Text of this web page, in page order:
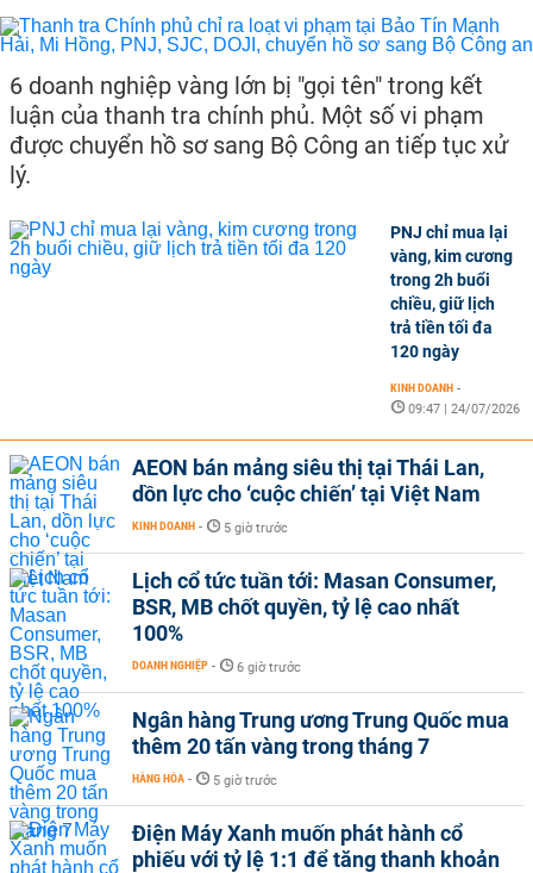
6 doanh nghiệp vàng lớn bị "gọi tên" trong kết
luận của thanh tra chính phủ. Một số vi phạm
được chuyển hồ sơ sang Bộ Công an tiếp tục xử
lý.
PNJ chỉ mua lại
vàng, kim cương
trong 2h buổi
chiều, giữ lịch
trả tiền tối đa
120 ngày
KINH DOANH -
09:47 | 24/07/2026
AEON bán mảng siêu thị tại Thái Lan,
dồn lực cho ‘cuộc chiến’ tại Việt Nam
KINH DOANH - 5 giờ trước
Lịch cổ tức tuần tới: Masan Consumer,
BSR, MB chốt quyền, tỷ lệ cao nhất
100%
DOANH NGHIỆP - 6 giờ trước
Ngân hàng Trung ương Trung Quốc mua
thêm 20 tấn vàng trong tháng 7
HÀNG HÓA - 5 giờ trước
Điện Máy Xanh muốn phát hành cổ
phiếu với tỷ lệ 1:1 để tăng thanh khoản